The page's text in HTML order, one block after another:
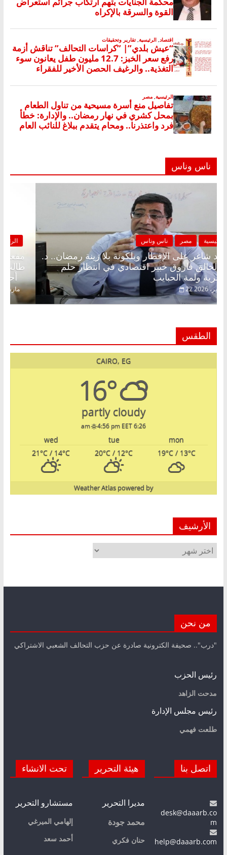
ناس وناس
الرئيسية مصر ناس وناس
مقعد شاغر على الإفطار وبلكونة بلا زينة رمضان.. د.
عبدالخالق فاروق خبير اقتصادي في انتظار حلم
الحرية ولمة الحبايب
22 فبراير، 2026
الطقس
CAIRO, EG
16°
partly cloudy
6:26 am
4:56 pm EET
mon
tue
wed
19°C/ 13°C
20°C / 12°C
21°C / 14°C
powered by
Weather Atlas
الأرشيف
الأرشيف
من نحن
"درب".. صحيفة الكترونية صادرة عن حزب التحالف الشعبي الاشتراكي
رئيس الحزب
مدحت الزاهد
رئيس مجلس الإدارة
طلعت فهمي
اتصل بنا
desk@daaarb.co
m
help@daaarb.com
هيئة التحرير
مديرا التحرير
محمد جودة
حنان فكري
تحت الانشاء
مستشارو التحرير
إلهامي الميرغي
أحمد سعد